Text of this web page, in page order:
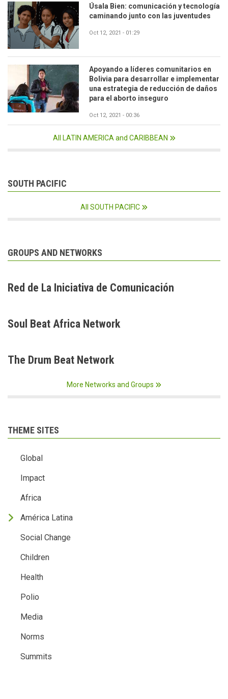
Úsala Bien: comunicación y tecnología
caminando junto con las juventudes
Oct 12, 2021 - 01:29
Apoyando a líderes comunitarios en
Bolivia para desarrollar e implementar
una estrategia de reducción de daños
para el aborto inseguro
Oct 12, 2021 - 00:36
All LATIN AMERICA and CARIBBEAN
SOUTH PACIFIC
All SOUTH PACIFIC
GROUPS AND NETWORKS
Red de La Iniciativa de Comunicación
Soul Beat Africa Network
The Drum Beat Network
More Networks and Groups
THEME SITES
Global
Impact
Africa
América Latina
Social Change
Children
Health
Polio
Media
Norms
Summits